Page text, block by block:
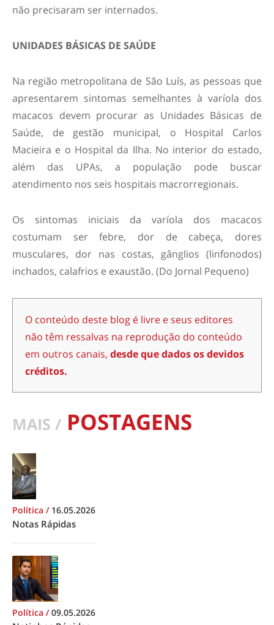
não precisaram ser internados.
UNIDADES BÁSICAS DE SAÚDE
Na região metropolitana de São Luís, as pessoas que
apresentarem sintomas semelhantes à varíola dos
macacos devem procurar as Unidades Básicas de
Saúde, de gestão municipal, o Hospital Carlos
Macieira e o Hospital da Ilha. No interior do estado,
além das UPAs, a população pode buscar
atendimento nos seis hospitais macrorregionais.
Os sintomas iniciais da varíola dos macacos
costumam ser febre, dor de cabeça, dores
musculares, dor nas costas, gânglios (linfonodos)
inchados, calafrios e exaustão. (Do Jornal Pequeno)
O conteúdo deste blog é livre e seus editores
não têm ressalvas na reprodução do conteúdo
em outros canais, desde que dados os devidos
créditos.
MAIS / POSTAGENS
Política / 16.05.2026
Notas Rápidas
Política /09.05.2026